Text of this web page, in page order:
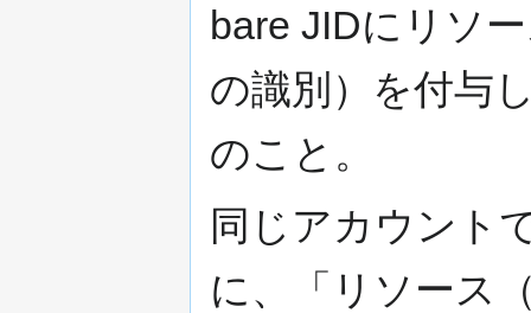
bare JIDにリソ
の識別）を付与
のこと。
同じアカウント
に、「リソース